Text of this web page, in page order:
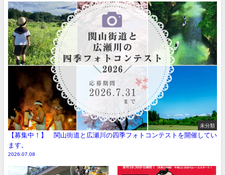
未分類
【募集中！】 関山街道と広瀬川の四季フォトコンテストを開催してい
ます。
2026.07.08